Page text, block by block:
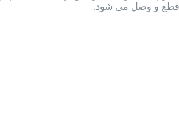
قطع و وصل می شود.